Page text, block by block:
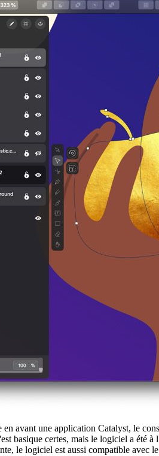
en avant une application Catalyst, le
basique certes, mais le logiciel a été
le logiciel est aussi compatible avec